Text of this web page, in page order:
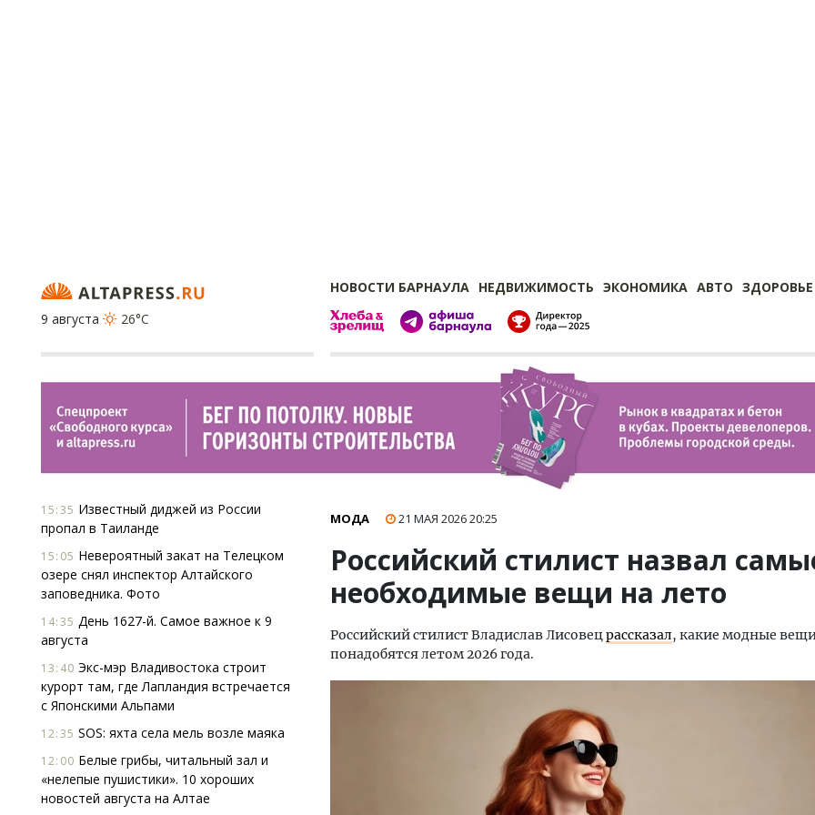
НОВОСТИ БАРНАУЛА НЕДВИЖИМОСТЬ ЭКОНОМИКА АВТО ЗДОРОВЬЕ
9 августа
26°C
15:35 Известный диджей из России
пропал в Таиланде
15:05 Невероятный закат на Телецком
озере снял инспектор Алтайского
заповедника. Фото
14:35 День 1627-й. Самое важное к 9
августа
13:40 Экс-мэр Владивостока строит
курорт там, где Лапландия встречается
с Японскими Альпами
12:35 SOS: яхта села мель возле маяка
12:00 Белые грибы, читальный зал и
«нелепые пушистики». 10 хороших
новостей августа на Алтае
МОДА 21 МАЯ 202620:25
Российский стилист назвал
необходимые вещи на лето
Российский стилист Владислав Лисовецрассказал, какие модные
понадобятся летом 2026 года.